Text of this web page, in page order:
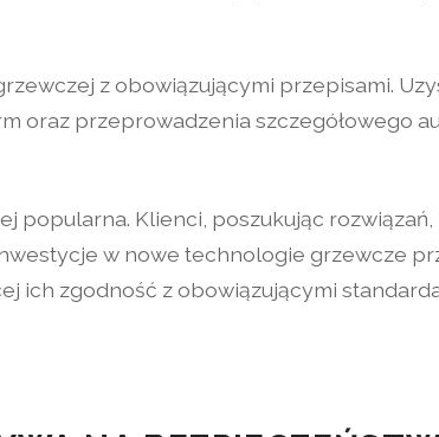
z obowiązującymi przepisami.
oraz przeprowadzenia szczegółowego
popularna. Klienci, poszukując
w nowe technologie grzewcze
ich zgodność z obowiązującymi